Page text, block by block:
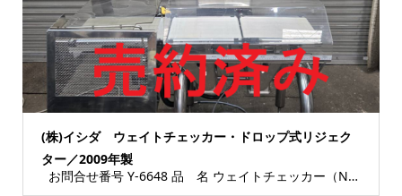
(株)イシダ ウェイトチェッカー・ドロップ式リジェク
ター／2009年製
お問合せ番号 Y-6648 品 名 ウェイトチェッカー（No.76593） ドロップ式...